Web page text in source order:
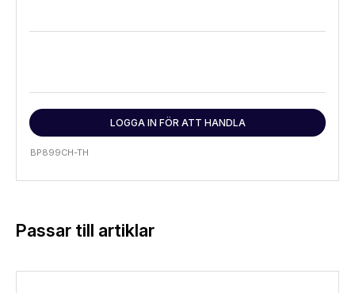
LOGGA IN FÖR ATT HANDLA
BP899CH-TH
Passar till artiklar